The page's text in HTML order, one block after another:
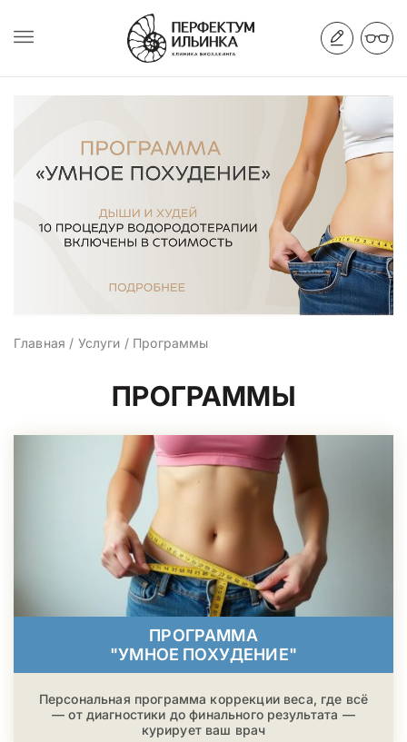
Главная / Услуги / Программы
ПРОГРАММЫ
ПРОГРАММА
"УМНОЕ ПОХУДЕНИЕ"
Персональная программа коррекции веса, где всё
— от диагностики до финального результата —
курирует ваш врач